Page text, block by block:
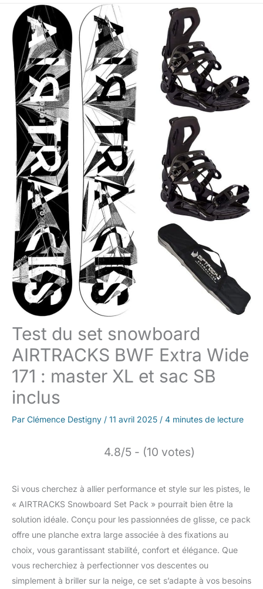
Test du set snowboard
AIRTRACKS BWF Extra Wide
171 : master XL et sac SB
inclus
Par Clémence Destigny / 11 avril 2025 / 4 minutes de lecture
4.8/5 - (10 votes)
Si vous cherchez à allier performance et style sur les pistes, le
« AIRTRACKS Snowboard Set Pack » pourrait bien être la
solution idéale. Conçu pour les passionnées de glisse, ce pack
offre une planche extra large associée à des fixations au
choix, vous garantissant stabilité, confort et élégance. Que
vous recherchiez à perfectionner vos descentes ou
simplement à briller sur la neige, ce set s’adapte à vos besoins